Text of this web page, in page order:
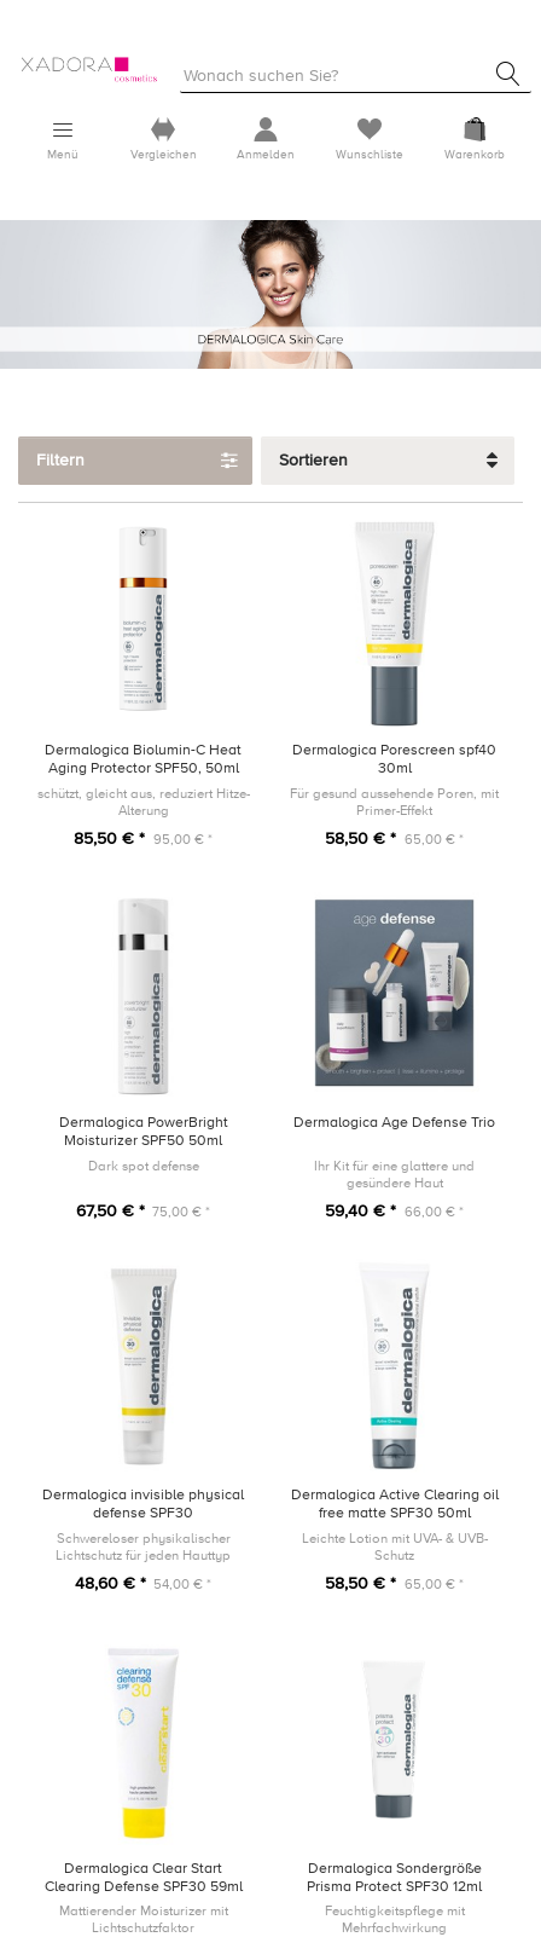
Menü Vergleichen Anmelden Wunschliste Warenkorb
Filtern Sortieren
Dermalogica Biolumin-C Heat
Aging Protector SPF50, 50ml
schützt, gleicht aus, reduziert Hitze-
Alterung
85,50 € * 95,00 € *
Dermalogica Porescreen spf40
30ml
Für gesund aussehende Poren, mit
Primer-Effekt
58,50 € * 65,00 € *
Dermalogica PowerBright
Moisturizer SPF50 50ml
Dark spot defense
67,50 € * 75,00 € *
Dermalogica Age Defense Trio
Ihr Kit für eine glattere und
gesündere Haut
59,40 € * 66,00 € *
Dermalogica invisible physical
defense SPF30
Schwereloser physikalischer
Lichtschutz für jeden Hauttyp
48,60 € * 54,00 € *
Dermalogica Active Clearing oil
free matte SPF30 50ml
Leichte Lotion mit UVA- & UVB-
Schutz
58,50 € * 65,00 € *
Dermalogica Clear Start
Clearing Defense SPF30 59ml
Mattierender Moisturizer mit
Lichtschutzfaktor
Dermalogica Sondergröße
Prisma Protect SPF30 12ml
Feuchtigkeitspflege mit
Mehrfachwirkung